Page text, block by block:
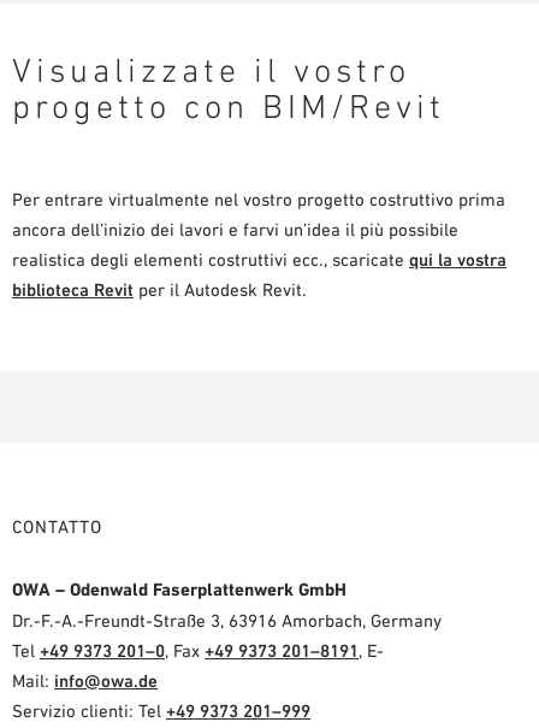
Visualizzate il vostro
progetto con BIM/Revit
Per entrare virtualmente nel vostro progetto costruttivo prima
ancora dell’inizio dei lavori e farvi un’idea il più possibile
realistica degli elementi costruttivi ecc., scaricate qui la vostra
biblioteca Revit per il Autodesk Revit.
CONTATTO
OWA – Odenwald Faserplattenwerk GmbH
Dr.-F.-A.-Freundt-Straße 3, 63916 Amorbach, Germany
Tel +49 9373 201–0, Fax +49 9373 201–8191, E-
Mail: info@owa.de
Servizio clienti: Tel +49 9373 201–999